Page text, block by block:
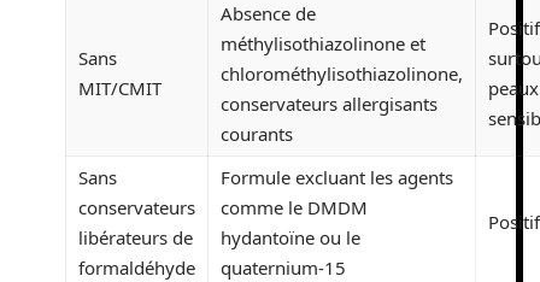
Sans
MIT/CMIT
Absence de
méthylisothiazolinone et
chlorométhylisothiazolinone,
conservateurs allergisants
courants
peaux
Sans
conservateurs
libérateurs de
formaldéhyde
Formule excluant les agents
comme le DMDM
hydantoïne ou le
quaternium-15
Positif